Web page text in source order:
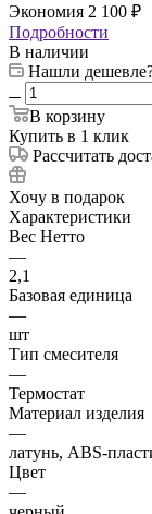
Экономия 2 100 ₽
Подробности
В наличии
Нашли
В корзину
Купить в 1 клик
Рассчитать
Хочу в подарок
Характеристики
Вес Нетто
—
2,1
Базовая единица
—
шт
Тип смесителя
—
Термостат
Материал изделия
—
латунь, ABS-
Цвет
—